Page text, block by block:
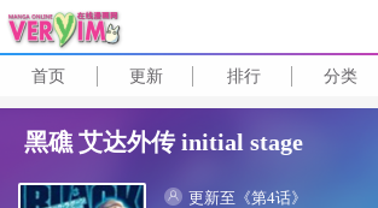
首页 更新 排行 分类
黑礁 艾达外传 initial stage
更新至《第4话》